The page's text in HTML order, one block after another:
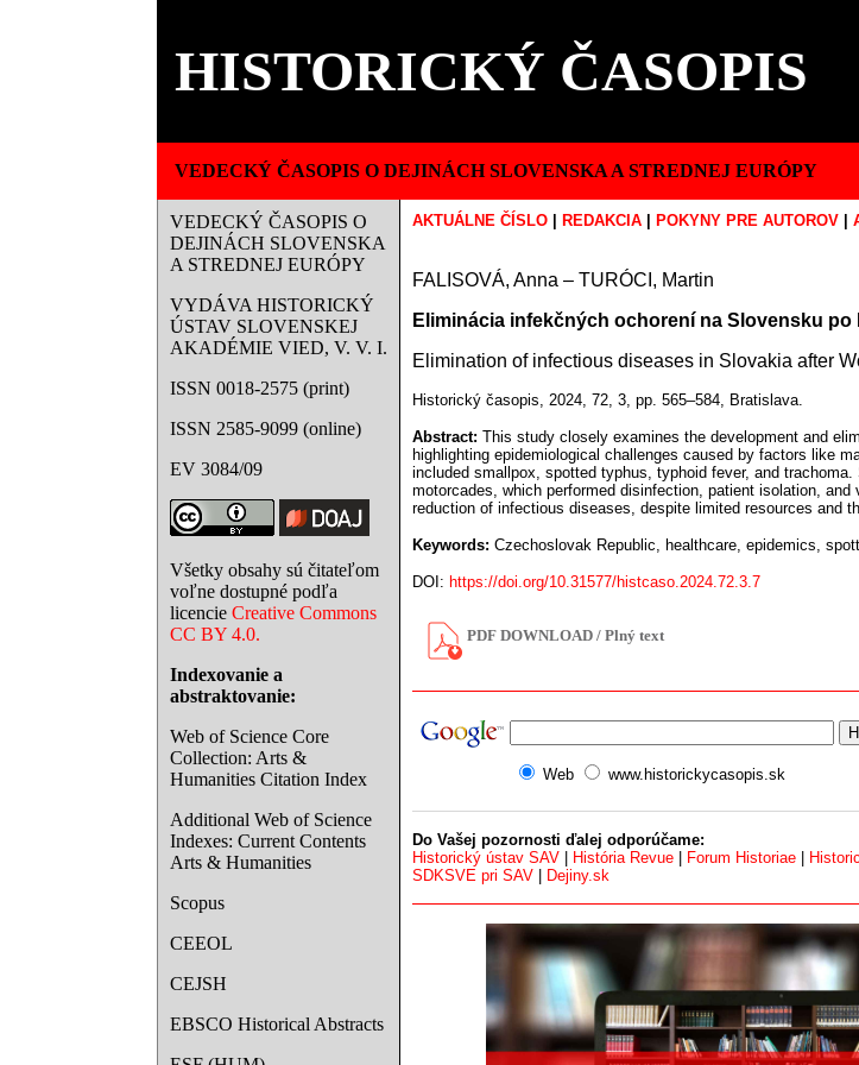
HISTORICKÝ ČASOPIS
VEDECKÝ ČASOPIS O DEJINÁCH SLOVENSKA A STREDNEJ EURÓPY
VEDECKÝ ČASOPIS O
DEJINÁCH SLOVENSKA
A STREDNEJ EURÓPY
VYDÁVA HISTORICKÝ
ÚSTAV SLOVENSKEJ
AKADÉMIE VIED, V. V. I.
ISSN 0018-2575 (print)
ISSN 2585-9099 (online)
EV 3084/09
Všetky obsahy sú čitateľom
voľne dostupné podľa
licencie Creative Commons
CC BY 4.0.
Indexovanie a
abstraktovanie:
Web of Science Core
Collection: Arts &
Humanities Citation Index
Additional Web of Science
Indexes: Current Contents
Arts & Humanities
Scopus
CEEOL
CEJSH
EBSCO Historical Abstracts
AKTUÁLNE ČÍSLO REDAKCIA POKYNY PRE AUTOROV
FALISOVÁ, Anna – TURÓCI, Martin
Eliminácia infekčných ochorení na Slovensku po
Elimination of infectious diseases in Slovakia after
Historický časopis, 2024, 72, 3, pp. 565–584, Bratislava.
Abstract: This study closely examines the development and
highlighting epidemiological challenges caused by factors like
included smallpox, spotted typhus, typhoid fever, and
motorcades, which performed disinfection, patient isolation,
reduction of infectious diseases, despite limited resources and
Keywords: Czechoslovak Republic, healthcare, epidemics,
DOI: https://doi.org/10.31577/histcaso.2024.72.3.7
PDF DOWNLOAD / Plný text
Web www.historickycasopis.sk
Do Vašej pozornosti ďalej odporúčame:
Historický ústav SAV
História Revue Forum Historiae
SDKSVE pri SAV
Dejiny.sk